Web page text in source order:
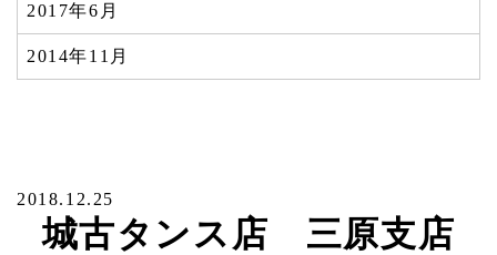
2017年6月
2014年11月
2018.12.25
城古タンス店 三原支店